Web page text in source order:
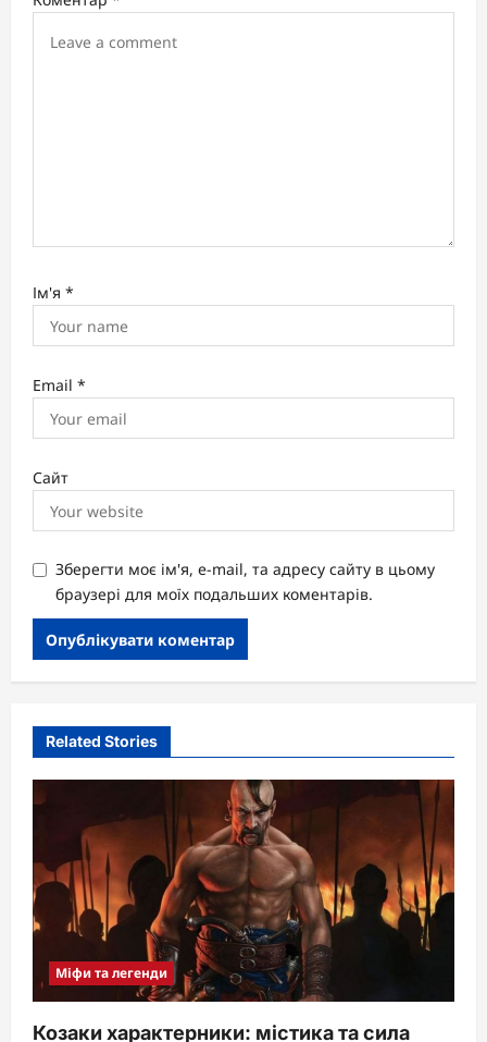
t
Ім'я *
Email *
Сайт
Зберегти моє ім'я, e-mail, та адресу сайту в цьому
браузері для моїх подальших коментарів.
Related Stories
Міфи та легенди
Козаки характерники: містика та сила